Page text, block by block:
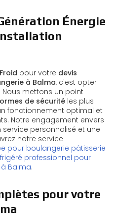
Énergie
pour votre devis
à Balma, c'est opter
Nous mettons un point
de sécurité les plus
fonctionnement optimal et
Notre engagement envers
personnalisé et une
notre service
pour boulangerie pâtisserie
professionnel pour
Balma.
pour votre